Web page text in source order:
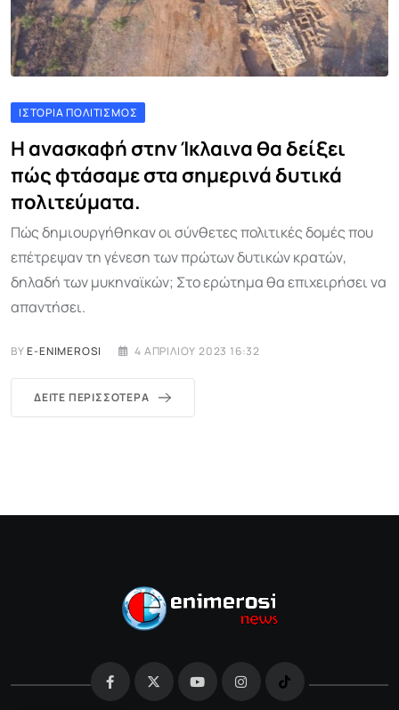
ΙΣΤΟΡΊΑ ΠΟΛΙΤΙΣΜΌΣ
Η ανασκαφή στην Ίκλαινα θα δείξει
πώς φτάσαμε στα σημερινά δυτικά
πολιτεύματα.
Πώς δημιουργήθηκαν οι σύνθετες πολιτικές δομές που
επέτρεψαν τη γένεση των πρώτων δυτικών κρατών,
δηλαδή των μυκηναϊκών; Στο ερώτημα θα επιχειρήσει να
απαντήσει.
BYE-ENIMEROSI 4 ΑΠΡΙΛΊΟΥ 2023 16:32
ΔΕΊΤΕ ΠΕΡΙΣΣΌΤΕΡΑ